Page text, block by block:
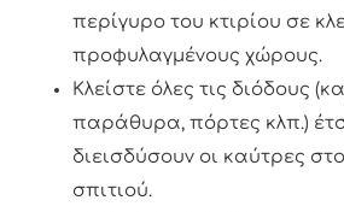
περίγυρο του κτιρίου σε
προφυλαγμένους χώρους.
Κλείστε όλες τις διόδους
παράθυρα, πόρτες κλπ.)
διεισδύσουν οι καύτρες
σπιτιού.